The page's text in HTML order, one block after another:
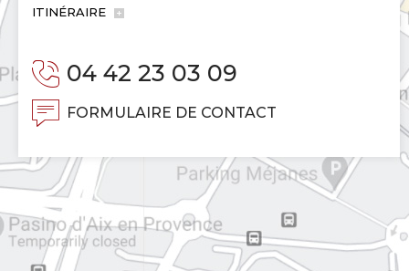
ITINÉRAIRE
04 42 23 03 09
FORMULAIRE DE CONTACT